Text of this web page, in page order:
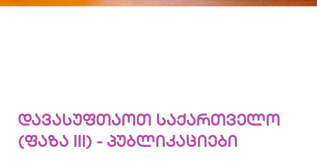
დავასუფთაოთ საქართველო
(ფაზა III) - პუბლიკაციები